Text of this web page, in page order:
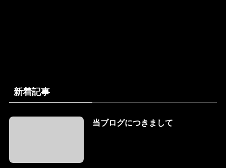
新着記事
当ブログにつきまして